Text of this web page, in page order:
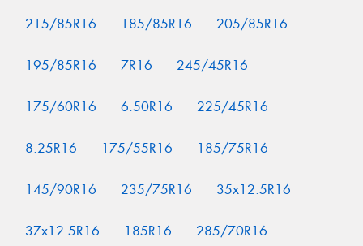
215/85R16 185/85R16 205/85R16
195/85R16 7R16 245/45R16
175/60R16 6.50R16 225/45R16
8.25R16 175/55R16 185/75R16
145/90R16 235/75R16 35x12.5R16
37x12.5R16 185R16 285/70R16